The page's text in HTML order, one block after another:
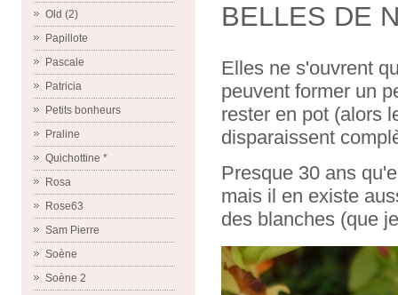
Old (2)
Papillote
Pascale
Patricia
Petits bonheurs
Praline
Quichottine *
Rosa
Rose63
Sam Pierre
Soène
Soène 2
BELLES DE
Elles ne s'ouvrent
peuvent former un
rester en pot (alors
disparaissent
Presque 30 ans
mais il en existe
des blanches (que